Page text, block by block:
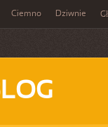
Ciemno Dziwnie